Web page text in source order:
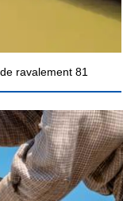
ravalement 81